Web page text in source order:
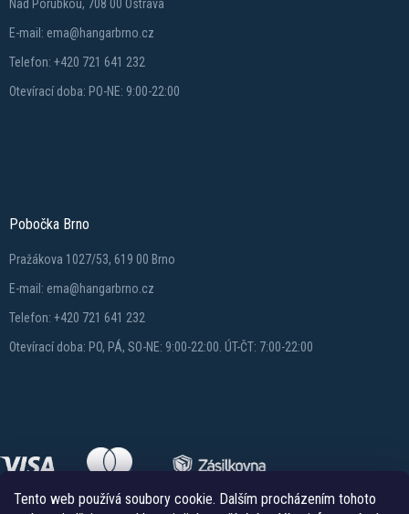
Tento web používá soubory cookie. Dalším procházením tohoto
Nad Porubkou, 708 00 Ostrava
E-mail: ema@hangarbrno.cz
Telefon: +420 721 641 232
Otevírací doba: PO-NE: 9:00-22:00
Pobočka Brno
Pražákova 1027/53, 619 00 Brno
E-mail: ema@hangarbrno.cz
Telefon: +420 721 641 232
Otevírací doba: PO, PÁ, SO-NE: 9:00-22:00. ÚT-ČT: 7:00-22:00